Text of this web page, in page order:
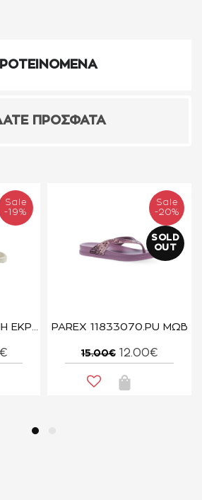
ΠΡΟΣΦΑΤΑ
Sale
-19%
SABINA ΔΙΧΑΛΗ ΛΙΝΗ ΕΚΡΟΥ
Sale
-20%
SOLD
OUT
PAREX 11833070.PU ΜΩΒ
15.00€ 12.00€